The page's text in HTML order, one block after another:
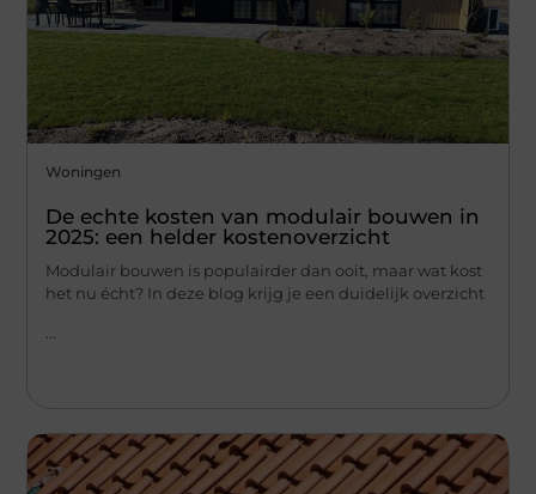
Woningen
De echte kosten van modulair bouwen in
2025: een helder kostenoverzicht
Modulair bouwen is populairder dan ooit, maar wat kost
het nu écht? In deze blog krijg je een duidelijk overzicht
...